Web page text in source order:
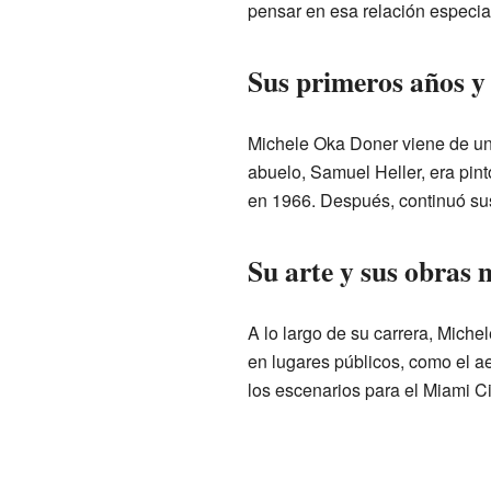
pensar en esa relación
Sus primeros años
Michele Oka Doner viene de
abuelo, Samuel Heller, era
en 1966. Después, continuó
Su arte y sus obras
A lo largo de su carrera,
en lugares públicos, como el
los escenarios para el Miami